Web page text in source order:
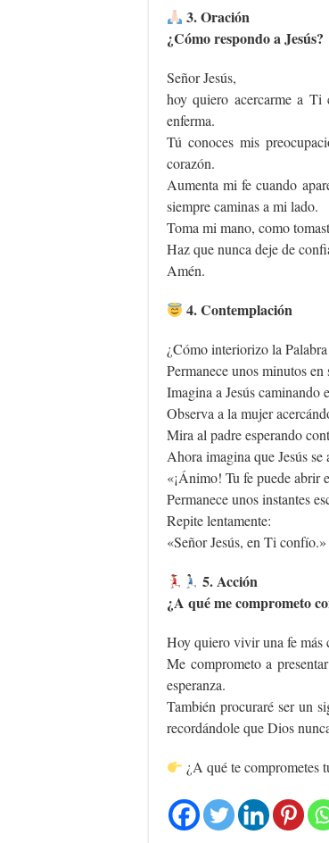
3. Oración
¿Cómo respondo a Jesús?
Señor Jesús,
hoy quiero acercarme a
enferma.
Tú conoces mis
corazón.
Aumenta mi fe cuando
siempre caminas a mi lado.
Toma mi mano, como
Haz que nunca deje de
Amén.
4. Contemplación
¿Cómo interiorizo la
Permanece unos minutos en
Imagina a Jesús caminando
Observa a la mujer
Mira al padre esperando
Ahora imagina que Jesús
«¡Ánimo! Tu fe puede abrir
Permanece unos instantes
Repite lentamente:
«Señor Jesús, en Ti confío.»
5. Acción
¿A qué me comprometo
Hoy quiero vivir una fe más
Me comprometo a
esperanza.
También procuraré ser un
recordándole que Dios
¿A qué te comprometes